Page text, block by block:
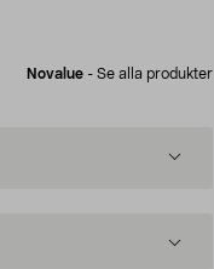
Novalue - Se alla produkter